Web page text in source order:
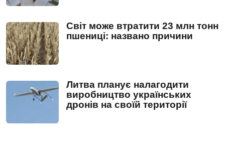
Світ може втратити 23 млн тонн
пшениці: названо причини
Литва планує налагодити
виробництво українських
дронів на своїй території